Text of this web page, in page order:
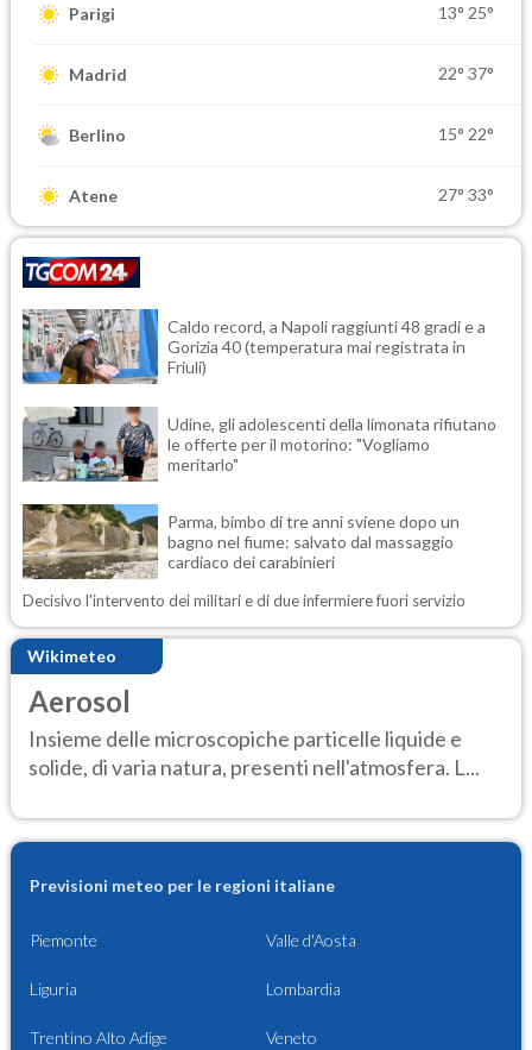
Parigi 13° 25°
Madrid 22° 37°
Berlino 15° 22°
Atene 27° 33°
Caldo record, a Napoli raggiunti 48 gradi e a
Gorizia 40 (temperatura mai registrata in
Friuli)
Udine, gli adolescenti della limonata rifiutano
le offerte per il motorino: "Vogliamo
meritarlo"
Parma, bimbo di tre anni sviene dopo un
bagno nel fiume: salvato dal massaggio
cardiaco dei carabinieri
Decisivo l'intervento dei militari e di due infermiere fuori servizio
Wikimeteo
Aerosol
Insieme delle microscopiche particelle liquide e
solide, di varia natura, presenti nell'atmosfera. L...
Previsioni meteo per le regioni italiane
Piemonte Valle d'Aosta
Liguria Lombardia
Trentino Alto Adige Veneto